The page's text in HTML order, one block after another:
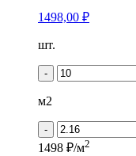
1498,00 ₽
Количество
Кронапласт
-
МАНЕ
шт.
-
м2
-
1498 ₽/м2